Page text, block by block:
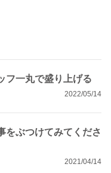
フ一丸で盛り上げる
2022/05/14
をぶつけてみてくださ
2021/04/14